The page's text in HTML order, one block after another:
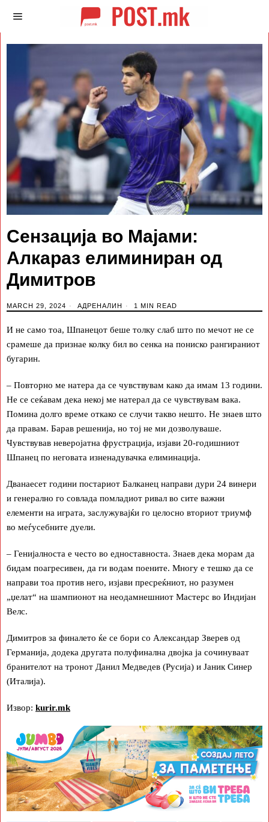
Сензација во Мајами:
Алкараз елиминиран од
Димитров
MARCH 29, 2024 АДРЕНАЛИН 1 MIN READ
И не само тоа, Шпанецот беше толку слаб што по мечот не се
срамеше да признае колку бил во сенка на пониско рангираниот
бугарин.
– Повторно ме натера да се чувствувам како да имам 13 години.
Не се сеќавам дека некој ме натерал да се чувствувам вака.
Помина долго време откако се случи такво нешто. Не знаев што
да правам. Барав решенија, но тој не ми дозволуваше.
Чувствував неверојатна фрустрација, изјави 20-годишниот
Шпанец по неговата изненадувачка елиминација.
Дванаесет години постариот Балканец направи дури 24 винери
и генерално го совлада помладиот ривал во сите важни
елементи на играта, заслужувајќи го целосно вториот триумф
во меѓусебните дуели.
– Генијалноста е често во едноставноста. Знаев дека морам да
бидам поагресивен, да ги водам поените. Многу е тешко да се
направи тоа против него, изјави пресреќниот, но разумен
„џелат“ на шампионот на неодамнешниот Мастерс во Индијан
Велс.
Димитров за финалето ќе се бори со Александар Зверев од
Германија, додека другата полуфинална двојка ја сочинуваат
бранителот на тронот Данил Медведев (Русија) и Јаник Синер
(Италија).
Извор: kurir.mk